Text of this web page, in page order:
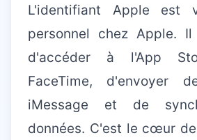
L'identifiant Apple est
personnel chez Apple.
d'accéder à l'App
FaceTime, d'envoyer
iMessage et de
données. C'est le cœur